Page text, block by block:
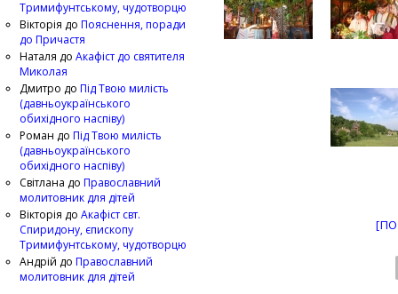
Тримифунтському, чудотворцю
Вікторія до Пояснення, поради
до Причастя
Наталя до Акафіст до святителя
Миколая
Дмитро до Під Твою милість
(давньоукраїнського
обихідного наспіву)
Роман до Під Твою милість
(давньоукраїнського
обихідного наспіву)
Світлана до Православний
молитовник для дітей
Вікторія до Акафіст свт.
Спиридону, єпископу
Тримифунтському, чудотворцю
Андрій до Православний
молитовник для дітей